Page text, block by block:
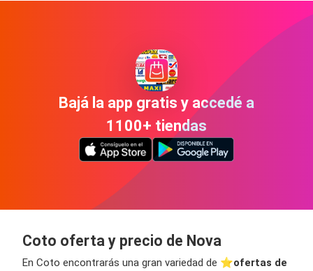
Bajá la app gratis y accedé a
1100+ tiendas
Coto oferta y precio de Nova
En Coto encontrarás una gran variedad de ⭐️ofertas de